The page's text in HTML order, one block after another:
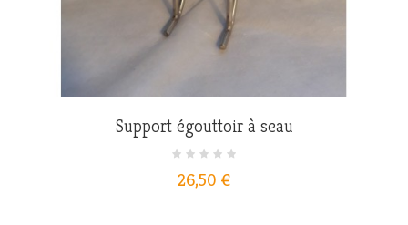
Support égouttoir à seau
Prix
26,50 €